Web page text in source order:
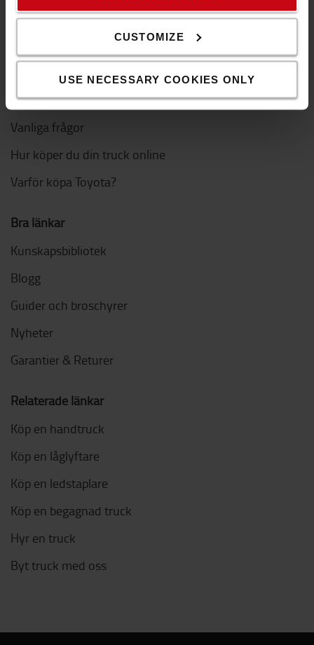
CUSTOMIZE
USE NECESSARY COOKIES ONLY
Våra lokala anläggningar
Handla online
Leverans & betalning
Vanliga frågor
Hur köper du din truck online
Varför köpa Toyota?
Bra länkar
Kunskapsbibliotek
Blogg
Guider och broschyrer
Nyheter
Garantier & Returer
Relaterade länkar
Köp en handtruck
Köp en låglyftare
Köp en ledstaplare
Köp en begagnad truck
Hyr en truck
Byt truck med oss